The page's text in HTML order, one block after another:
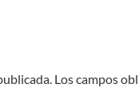
Los campos